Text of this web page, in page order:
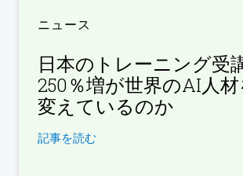
ニュース
日本のトレーニング受
250％増が世界のAI人材
変えているのか
記事を読む